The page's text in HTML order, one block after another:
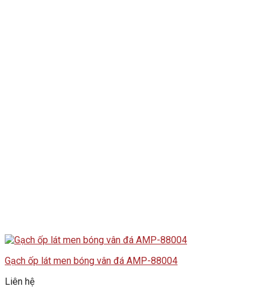
Gạch ốp lát men bóng vân đá AMP-88004
Liên hệ